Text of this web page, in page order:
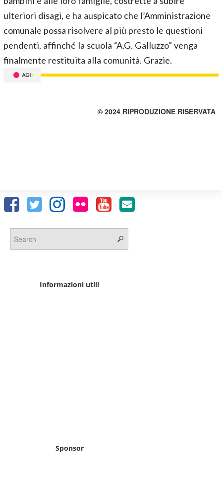
ulteriori disagi, e ha auspicato che l’Amministrazione
comunale possa risolvere al più presto le questioni
pendenti, affinché la scuola “A.G. Galluzzo” venga
finalmente restituita alla comunità. Grazie.
© 2024 RIPRODUZIONE RISERVATA
Informazioni utili
Sponsor